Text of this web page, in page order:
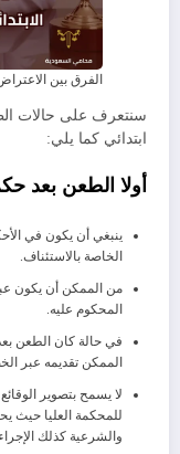
الفرق بين
سنتعرف على حالات
ابتدائي كما يلي:
أولا الطعن بعد
ينبغي أن يكون في
الخاصة بالاستئناف.
من الممكن أن يكون
المحكوم عليه.
في حالة كان الطعن
الممكن تقديمه عبر
لا يسمح بتصوير
للمحكمة العليا حيث
والشرعية كذلك